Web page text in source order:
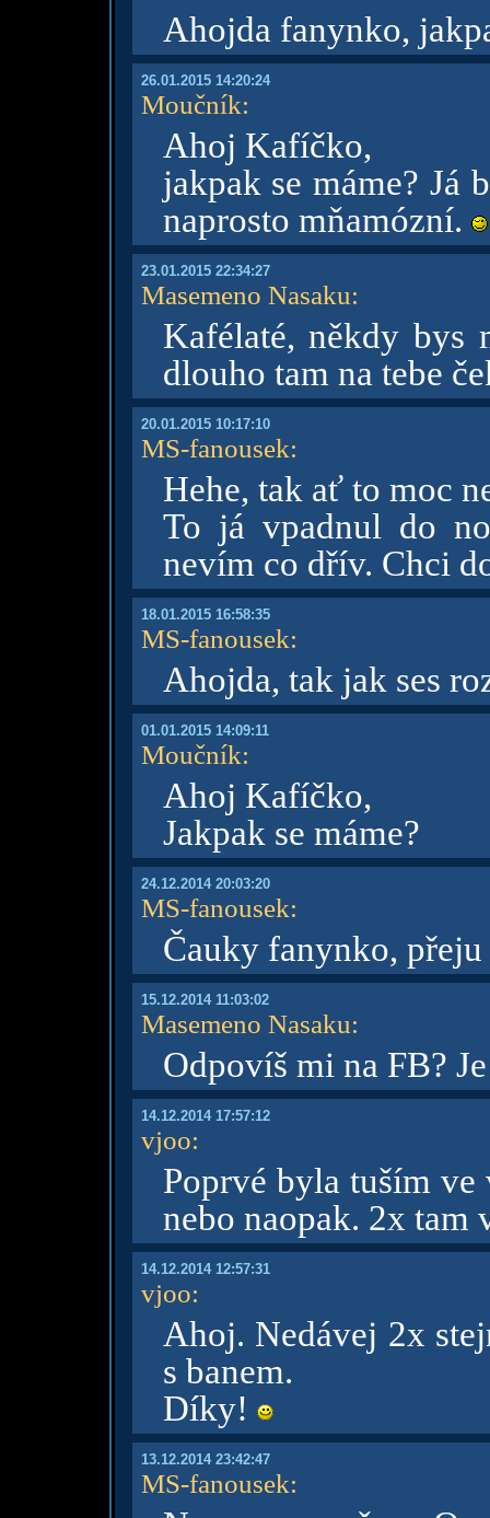
Ahojda fanynko,
26.01.2015 14:20:24
Moučník:
Ahoj Kafíčko,
jakpak se máme? Já
naprosto mňamózní.
23.01.2015 22:34:27
Masemeno Nasaku:
Kafélaté, někdy bys
dlouho tam na tebe
20.01.2015 10:17:10
MS-fanousek:
Hehe, tak ať to moc
To já vpadnul do
nevím co dřív. Chci
18.01.2015 16:58:35
MS-fanousek:
Ahojda, tak jak ses
01.01.2015 14:09:11
Moučník:
Ahoj Kafíčko,
Jakpak se máme?
24.12.2014 20:03:20
MS-fanousek:
Čauky fanynko,
15.12.2014 11:03:02
Masemeno Nasaku:
Odpovíš mi na FB?
14.12.2014 17:57:12
vjoo:
Poprvé byla tuším
nebo naopak. 2x tam
14.12.2014 12:57:31
vjoo:
Ahoj. Nedávej 2x
s banem.
Díky!
13.12.2014 23:42:47
MS-fanousek: